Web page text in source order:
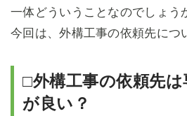
一体どういうことなのでしょう
今回は、外構工事の依頼先につ
□外構工事の依頼先
が良い？